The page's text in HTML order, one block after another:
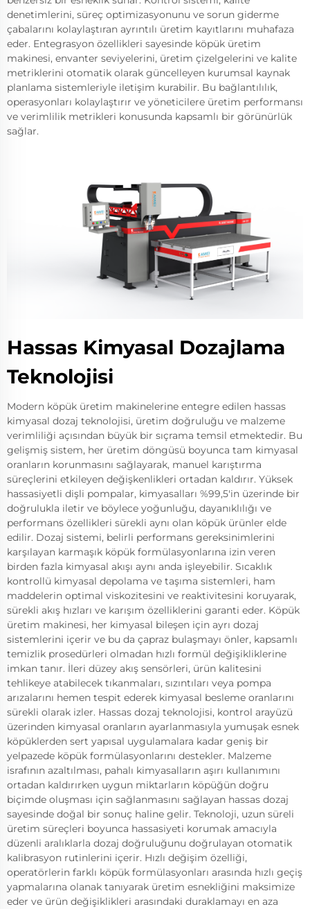
denetimlerini, süreç optimizasyonunu ve sorun giderme
çabalarını kolaylaştıran ayrıntılı üretim kayıtlarını muhafaza
eder. Entegrasyon özellikleri sayesinde köpük üretim
makinesi, envanter seviyelerini, üretim çizelgelerini ve kalite
metriklerini otomatik olarak güncelleyen kurumsal kaynak
planlama sistemleriyle iletişim kurabilir. Bu bağlantılılık,
operasyonları kolaylaştırır ve yöneticilere üretim performansı
ve verimlilik metrikleri konusunda kapsamlı bir görünürlük
sağlar.
Hassas Kimyasal Dozajlama
Teknolojisi
Modern köpük üretim makinelerine entegre edilen hassas
kimyasal dozaj teknolojisi, üretim doğruluğu ve malzeme
verimliliği açısından büyük bir sıçrama temsil etmektedir. Bu
gelişmiş sistem, her üretim döngüsü boyunca tam kimyasal
oranların korunmasını sağlayarak, manuel karıştırma
süreçlerini etkileyen değişkenlikleri ortadan kaldırır. Yüksek
hassasiyetli dişli pompalar, kimyasalları %99,5'in üzerinde bir
doğrulukla iletir ve böylece yoğunluğu, dayanıklılığı ve
performans özellikleri sürekli aynı olan köpük ürünler elde
edilir. Dozaj sistemi, belirli performans gereksinimlerini
karşılayan karmaşık köpük formülasyonlarına izin veren
birden fazla kimyasal akışı aynı anda işleyebilir. Sıcaklık
kontrollü kimyasal depolama ve taşıma sistemleri, ham
maddelerin optimal viskozitesini ve reaktivitesini koruyarak,
sürekli akış hızları ve karışım özelliklerini garanti eder. Köpük
üretim makinesi, her kimyasal bileşen için ayrı dozaj
sistemlerini içerir ve bu da çapraz bulaşmayı önler, kapsamlı
temizlik prosedürleri olmadan hızlı formül değişikliklerine
imkan tanır. İleri düzey akış sensörleri, ürün kalitesini
tehlikeye atabilecek tıkanmaları, sızıntıları veya pompa
arızalarını hemen tespit ederek kimyasal besleme oranlarını
sürekli olarak izler. Hassas dozaj teknolojisi, kontrol arayüzü
üzerinden kimyasal oranların ayarlanmasıyla yumuşak esnek
köpüklerden sert yapısal uygulamalara kadar geniş bir
yelpazede köpük formülasyonlarını destekler. Malzeme
israfının azaltılması, pahalı kimyasalların aşırı kullanımını
ortadan kaldırırken uygun miktarların köpüğün doğru
biçimde oluşması için sağlanmasını sağlayan hassas dozaj
sayesinde doğal bir sonuç haline gelir. Teknoloji, uzun süreli
üretim süreçleri boyunca hassasiyeti korumak amacıyla
düzenli aralıklarla dozaj doğruluğunu doğrulayan otomatik
kalibrasyon rutinlerini içerir. Hızlı değişim özelliği,
operatörlerin farklı köpük formülasyonları arasında hızlı geçiş
yapmalarına olanak tanıyarak üretim esnekliğini maksimize
eder ve ürün değişiklikleri arasındaki duraklamayı en aza